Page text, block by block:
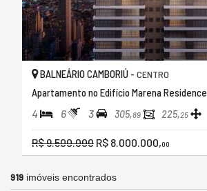
BALNEÁRIO CAMBORIÚ - CENTRO
Apartamento no Edifício Marena Residence
4 6 3 305,89 225,25
R$ 9.500.000 R$ 8.000.000,00
919 imóveis encontrados